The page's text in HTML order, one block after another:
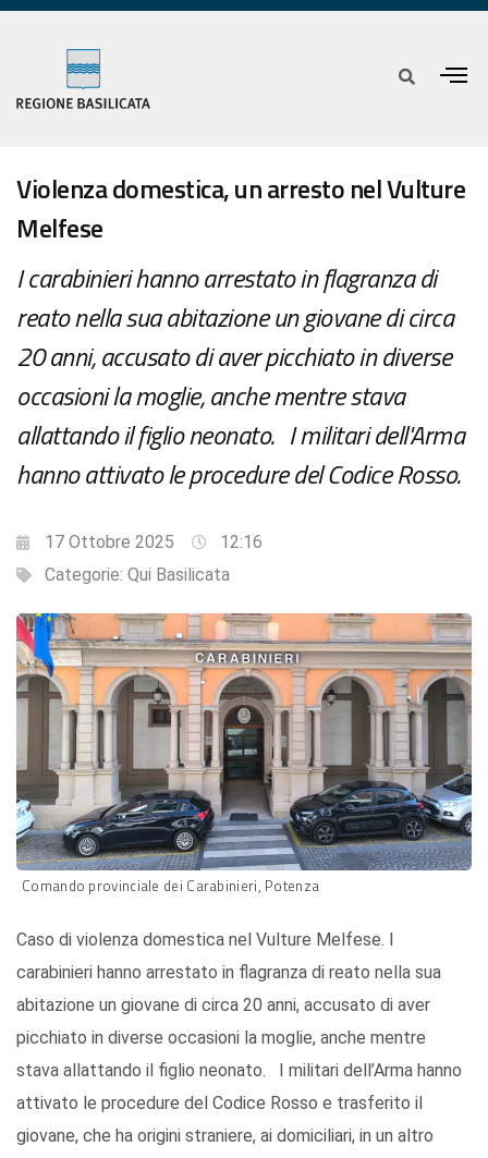
Violenza domestica, un arresto nel Vulture
Melfese
I carabinieri hanno arrestato in flagranza di
reato nella sua abitazione un giovane di circa
20 anni, accusato di aver picchiato in diverse
occasioni la moglie, anche mentre stava
allattando il figlio neonato. I militari dell'Arma
hanno attivato le procedure del Codice Rosso.
17 Ottobre 2025
12:16
Categorie: Qui Basilicata
Comando provinciale dei Carabinieri, Potenza
Caso di violenza domestica nel Vulture Melfese. I
carabinieri hanno arrestato in flagranza di reato nella sua
abitazione un giovane di circa 20 anni, accusato di aver
picchiato in diverse occasioni la moglie, anche mentre
stava allattando il figlio neonato. I militari dell’Arma hanno
attivato le procedure del Codice Rosso e trasferito il
giovane, che ha origini straniere, ai domiciliari, in un altro